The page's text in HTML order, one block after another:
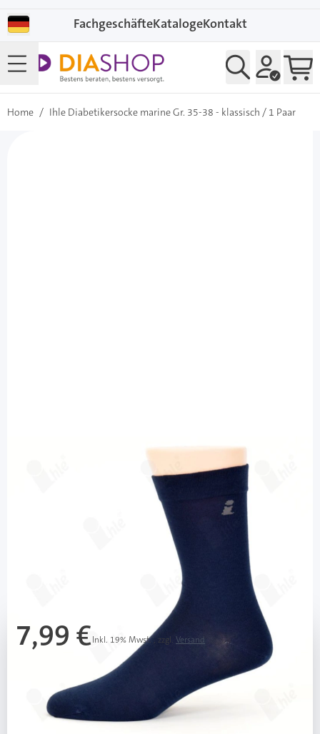
FachgeschäfteKatalogeKontakt
Home / Ihle Diabetikersocke marine Gr. 35-38 - klassisch / 1 Paar
Ihle Diabetikersocke marine Gr. 35-38 -
7,99 €Inkl. 19% Mwst. zzgl. Versand
(0,50 € Ersparnis pro Stk.)
Rezeptart wählen